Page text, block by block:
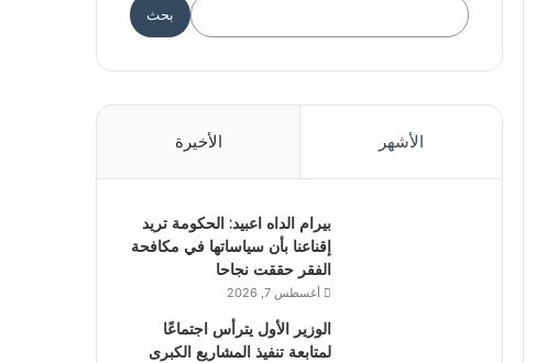
بحث
الأشهر الأخيرة
بيرام الداه اعبيد: الحكومة تريد
إقناعنا بأن سياساتها في مكافحة
الفقر حققت نجاحا
أغسطس 7, 2026
الوزير الأول يترأس اجتماعًا
لمتابعة تنفيذ المشاريع الكبرى